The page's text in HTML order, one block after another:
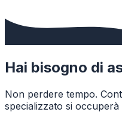
Hai bisogno di
Non perdere tempo.
specializzato si